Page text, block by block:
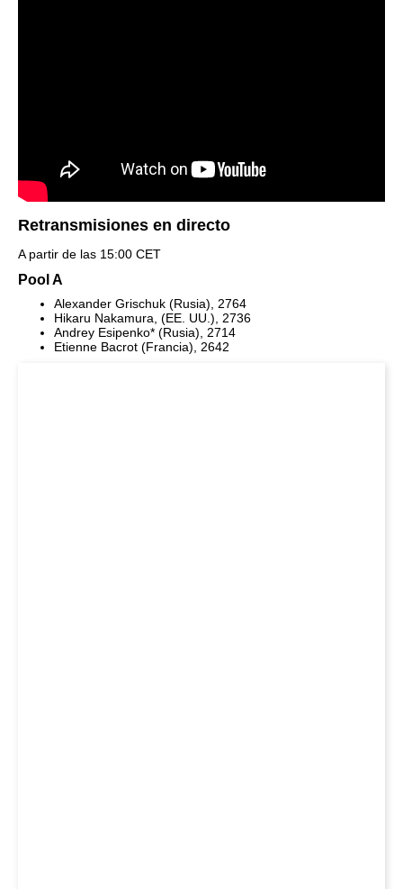
Retransmisiones en directo
A partir de las 15:00 CET
Pool A
Alexander Grischuk (Rusia), 2764
Hikaru Nakamura, (EE. UU.), 2736
Andrey Esipenko* (Rusia), 2714
Etienne Bacrot (Francia), 2642